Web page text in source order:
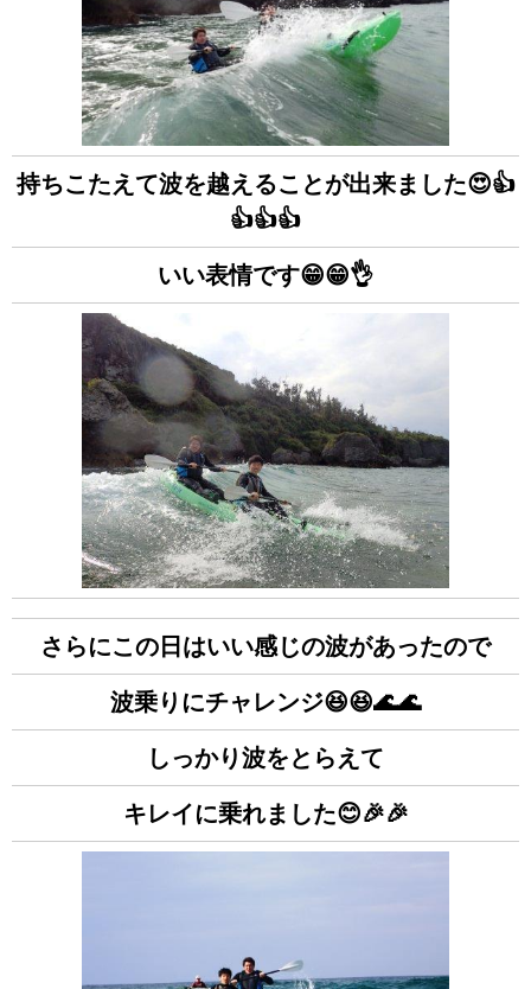
持ちこたえて波を越えることが出来ました😍👍
👍👍👍
いい表情です😁😁👌
さらにこの日はいい感じの波があったので
波乗りにチャレンジ😆😆🌊🌊
しっかり波をとらえて
キレイに乗れました😊🎉🎉